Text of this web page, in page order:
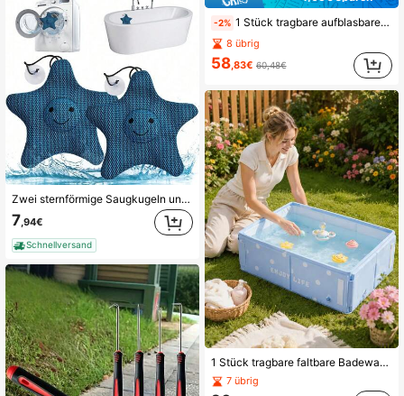
Zwei sternförmige Saugkugeln und Schwämme mit 3D-Wabenstruktur | Wiederverwendbarer Schmutzabsorber, geeignet für Whirlpools, Spas, Schwimmbäder und schwimmende Ölfilter, um das Wasser klar zu halten.
7,94€
Schnellversand
-2% 1 Stück tragbare aufblasbare Badewanne für Erwachsene, 31,4 Zoll Durchmesser runde faltbare Badewanne mit Fußpumpe, einfache Aufblasung und schnelle Entleerung, platzsparende tragbare Badewanne, geeignet für Heim-SPA, heißes Bad, entspannendes Eisbad, Badezimmerzubehör, Innengebrauch, einfache Reiseaufbewahrung, perfektes Urlaubsgeschenk
8 übrig
58 ,83€ 60,48€
1 Stück tragbare faltbare Badewanne - freistehende Badewanne für kleine Räume, geruchlos und leicht zu verstauen, geeignet für Reisen und Urlaubsgeschenke - Badezimmer-Essential
7 übrig